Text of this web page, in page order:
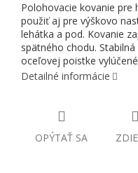
Polohovacie kovanie pre
použiť aj pre výškovo
lehátka a pod. Kovanie
spätného chodu.
oceľovej poistke
Detailné informácie
OPÝTAŤ SA